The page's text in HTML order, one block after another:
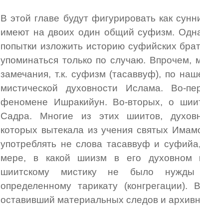
В этой главе будут фигурировать как
имеют на двоих один общий суфизм.
попытки изложить историю суфийских
упоминаться только по случаю.
замечания, т.к. суфизм (тасаввуф), по
мистической духовности Ислама. Во-
феномене Ишракийун. Во-вторых, о
Садра. Многие из этих шиитов,
которых вытекала из учения святых
употреблять не слова тасаввуф и
мере, в какой шиизм в его духовном
шиитскому мистику не было нужды
определенному тарикату
оставивший материальных следов и